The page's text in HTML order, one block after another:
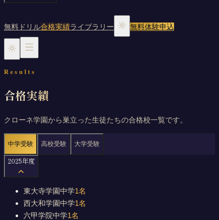
無料ドリル合格実績ライブラリー 無料体験申込
小学生（中学受験）
Results
合格実績
クローネ学園から巣立った生徒たちの合格校一覧です。
中学受験 高校受験 大学受験
2025年度
東大寺学園中学1名
西大和学園中学1名
六甲学院中学1名